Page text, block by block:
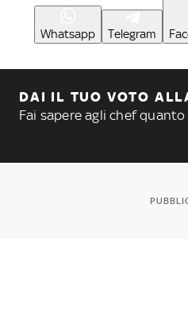
Whatsapp Telegram
DAI IL TUO VOTO
Fai sapere agli chef